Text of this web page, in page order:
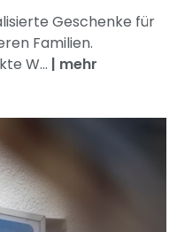
Geschenke für
Familien.
W... | mehr